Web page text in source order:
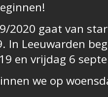
2020 gaat van
In Leeuwarden
en vrijdag 6
we op